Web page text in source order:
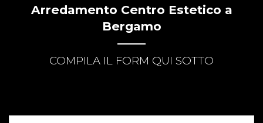
Arredamento Centro Estetico a
Bergamo
COMPILA IL FORM QUI SOTTO